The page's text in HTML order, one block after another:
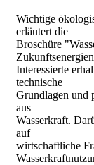
Wichtige
erläutert die
Broschüre
Interessierte
technische
Grundlagen und
aus
Wasserkraft.
auf
wirtschaftliche